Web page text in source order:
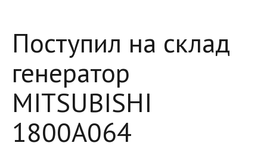
Поступил на склад
генератор
MITSUBISHI
1800A064